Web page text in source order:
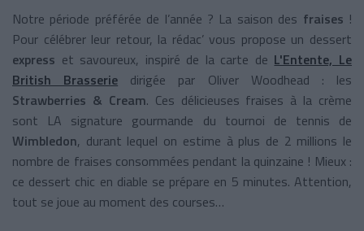
Notre période préférée de l’année ? La saison des fraises !
Pour célébrer leur retour, la rédac’ vous propose un dessert
express et savoureux, inspiré de la carte de L'Entente, Le
British Brasserie
dirigée par Oliver Woodhead : les
Strawberries & Cream. Ces délicieuses fraises à la crème
sont LA signature gourmande du tournoi de tennis de
Wimbledon, durant lequel on estime à plus de 2 millions le
nombre de fraises consommées pendant la quinzaine ! Mieux :
ce dessert chic en diable se prépare en 5 minutes. Attention,
tout se joue au moment des courses…